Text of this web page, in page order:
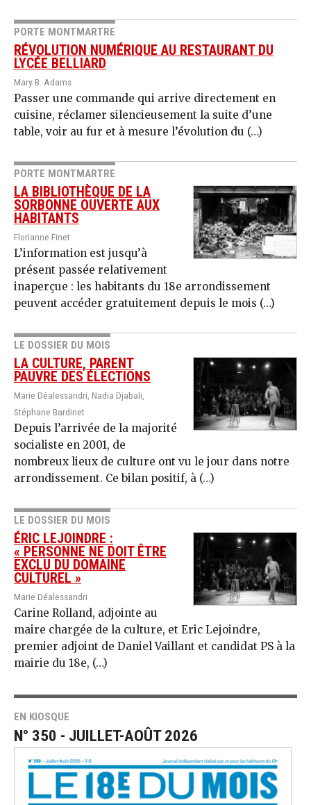
PORTE MONTMARTRE
RÉVOLUTION NUMÉRIQUE AU RESTAURANT DU
LYCÉE BELLIARD
Mary B. Adams
Passer une commande qui arrive directement en
cuisine, réclamer silencieusement la suite d’une
table, voir au fur et à mesure l’évolution du (…)
PORTE MONTMARTRE
LA BIBLIOTHÈQUE DE LA
SORBONNE OUVERTE AUX
HABITANTS
Florianne Finet
L’information est jusqu’à
présent passée relativement
inaperçue : les habitants du 18e arrondissement
peuvent accéder gratuitement depuis le mois (…)
LE DOSSIER DU MOIS
LA CULTURE, PARENT
PAUVRE DES ÉLECTIONS
Marie Déalessandri, Nadia Djabali,
Stéphane Bardinet
Depuis l’arrivée de la majorité
socialiste en 2001, de
nombreux lieux de culture ont vu le jour dans notre
arrondissement. Ce bilan positif, à (…)
LE DOSSIER DU MOIS
ÉRIC LEJOINDRE :
« PERSONNE NE DOIT ÊTRE
EXCLU DU DOMAINE
CULTUREL »
Marie Déalessandri
Carine Rolland, adjointe au
maire chargée de la culture, et Eric Lejoindre,
premier adjoint de Daniel Vaillant et candidat PS à la
mairie du 18e, (…)
EN KIOSQUE
N° 350 - JUILLET-AOÛT 2026